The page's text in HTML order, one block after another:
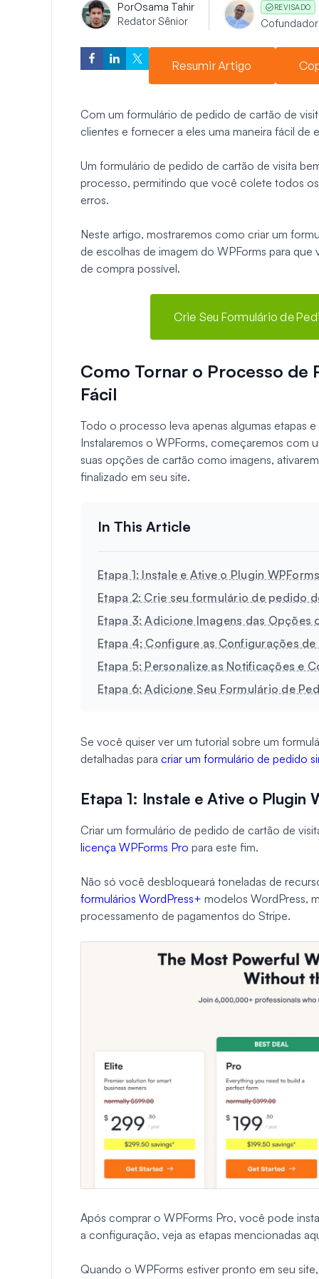
PorOsama Tahir
Redator Sênior
REVISADO
Cofundador
Resumir Artigo
Com um formulário de pedido de cartão de
clientes e fornecer a eles uma maneira fácil
Um formulário de pedido de cartão de visita
processo, permitindo que você colete todos
erros.
Neste artigo, mostraremos como criar um
de escolhas de imagem do WPForms para
de compra possível.
Crie Seu Formulário de
Como Tornar o Processo de
Fácil
Todo o processo leva apenas algumas etapas
Instalaremos o WPForms, começaremos com
suas opções de cartão como imagens,
finalizado em seu site.
Etapa 1: Instale e Ative o Plugin
Etapa 2: Crie seu formulário de pedido
Etapa 3: Adicione Imagens das Opções
Etapa 4: Configure as Configurações
Etapa 5: Personalize as Notificações e
Etapa 6: Adicione Seu Formulário de
Se você quiser ver um tutorial sobre um
detalhadas para criar um formulário de pedido
Etapa 1: Instale e Ative o Plugin
Criar um formulário de pedido de cartão de
licença WPForms Pro para este fim.
Não só você desbloqueará toneladas de
formulários WordPress+ modelos WordPress,
processamento de pagamentos do Stripe.
Após comprar o WPForms Pro, você pode
a configuração, veja as etapas mencionadas
Quando o WPForms estiver pronto em seu